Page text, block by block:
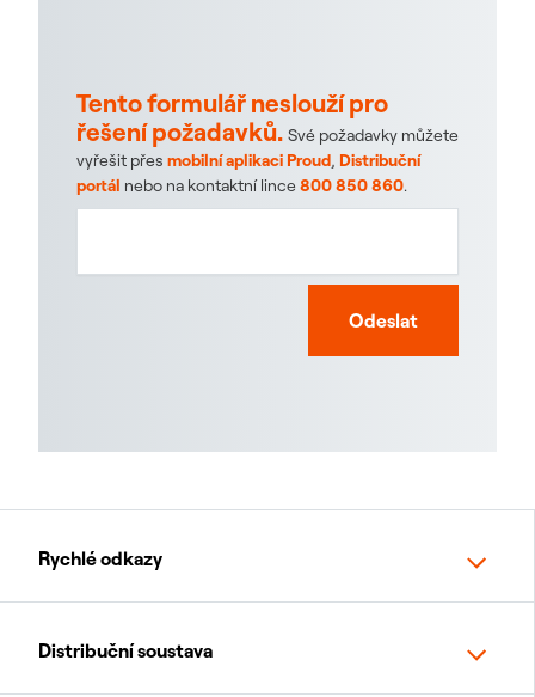
Tento formulář neslouží pro
řešení požadavků. Své požadavky můžete
vyřešit přes mobilní aplikaci Proud, Distribuční
portál nebo na kontaktní lince800 850 860.
Odeslat
Rychlé odkazy
Distribuční soustava